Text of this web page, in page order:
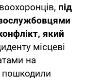
під
який
місцеві
на
пошкодили